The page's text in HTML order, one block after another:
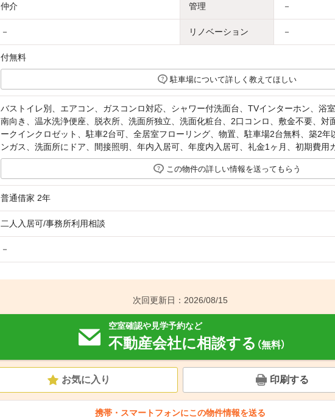
仲介 管理 －
－ リノベーション －
付無料
駐車場について詳しく教えてほしい
バストイレ別、エアコン、ガスコンロ対応、シャワー付洗面台、TVインターホン、浴
南向き、温水洗浄便座、脱衣所、洗面所独立、洗面化粧台、2口コンロ、敷金不要、対
ークインクロゼット、駐車2台可、全居室フローリング、物置、駐車場2台無料、築2
ンガス、洗面所にドア、間接照明、年内入居可、年度内入居可、礼金1ヶ月、初期費用
この物件の詳しい情報を送ってもらう
普通借家 2年
二人入居可/事務所利用相談
－
次回更新日：2026/08/15
空室確認や見学予約など
不動産会社に相談する （無料）
お気に入り 印刷する
携帯・スマートフォンにこの物件情報を送る